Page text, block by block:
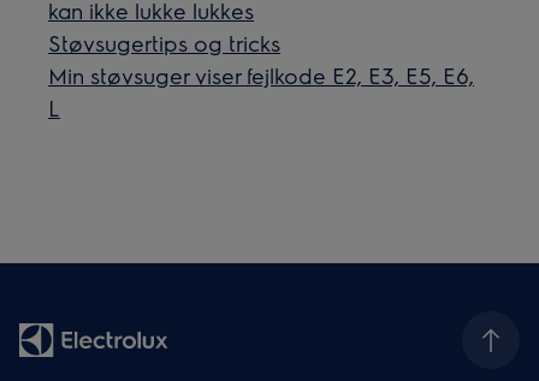
kan ikke lukke lukkes
Støvsugertips og tricks
Min støvsuger viser fejlkode E2, E3, E5, E6,
L